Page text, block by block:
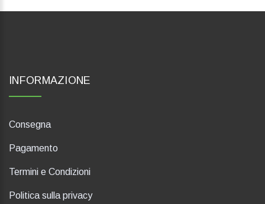
INFORMAZIONE
Consegna
Pagamento
Termini e Condizioni
Politica sulla privacy